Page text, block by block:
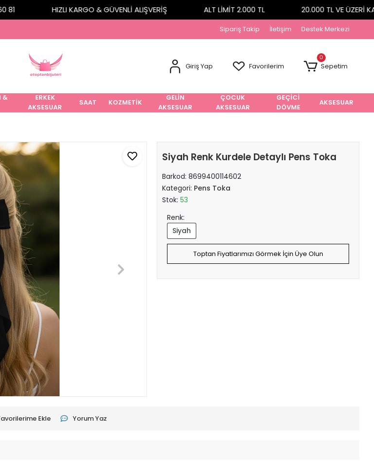
HIZLI KARGO & GÜVENLİ ALIŞVERİŞ ALT LİMİT 2.000 TL 20.000 TL VE ÜZERİ
Sipariş Takip İletişim Destek Merkezi
Giriş Yap Favorilerim
0
Sepetim
&
ERKEK
AKSESUAR
SAAT KOZMETİK
GELİN
AKSESUAR
ÇOCUK
AKSESUAR
GEÇİCİ
DÖVME
AKSESUAR
Siyah Renk Kurdele Detaylı Pens Toka
Barkod:8699400114602
Kategori: Pens Toka
Stok:53
Renk:
Siyah
Toptan Fiyatlarımızı Görmek İçin Üye Olun
Ekle Yorum Yaz